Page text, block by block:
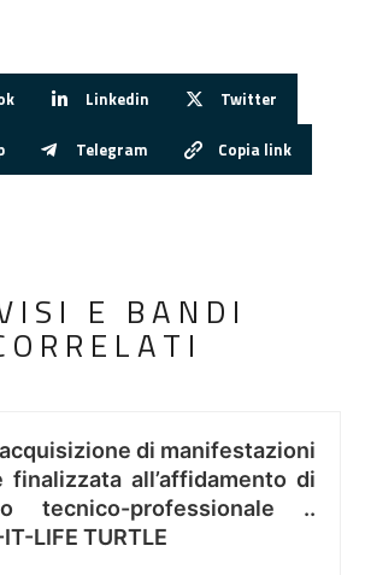
Linkedin Twitter
Telegram Copia link
E BANDI
di manifestazioni
all’affidamento di
tecnico-professionale ..
LIFE TURTLE